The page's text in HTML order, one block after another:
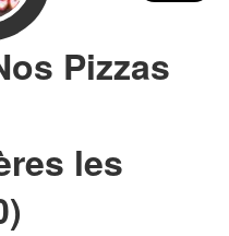
Pizzas
les